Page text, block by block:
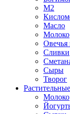
М2
Масло
Молоко
Овечья
Сливки
Сыры
Творог
Молоко